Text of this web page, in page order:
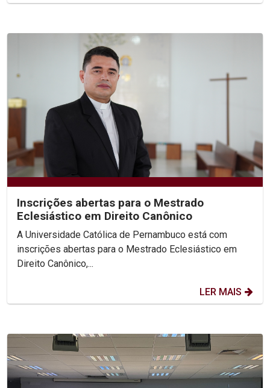
Inscrições abertas para o Mestrado
Eclesiástico em Direito Canônico
A Universidade Católica de Pernambuco está com
inscrições abertas para o Mestrado Eclesiástico em
Direito Canônico,...
LER MAIS